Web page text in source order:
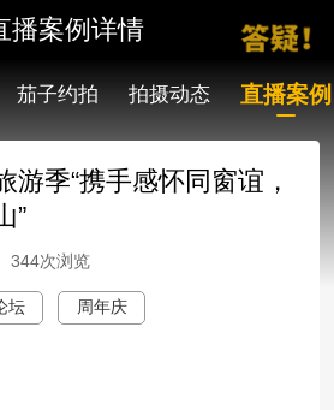
播案例详情
茄子约拍 拍摄动态 直播案例
游季“携手感怀同窗谊，
”
次浏览
坛 周年庆